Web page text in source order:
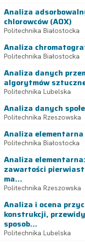
Analiza
chlorowców (AOX)
Politechnika Białostocka
Analiza
Politechnika Białostocka
Analiza danych
algorytmów
Politechnika Lubelska
Analiza danych
Politechnika Rzeszowska
Analiza elementarna
Politechnika Białostocka
Analiza
zawartości
ma...
Politechnika Rzeszowska
Analiza i ocena
konstrukcji,
sposob...
Politechnika Lubelska